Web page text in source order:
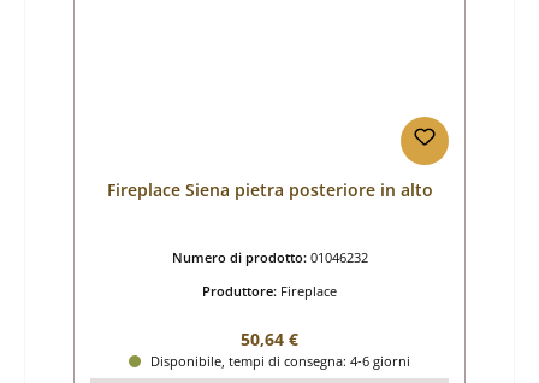
Fireplace Siena pietra posteriore in alto
Numero di prodotto: 01046232
Produttore: Fireplace
Prezzo normale:
50,64 €
Disponibile, tempi di consegna: 4-6 giorni